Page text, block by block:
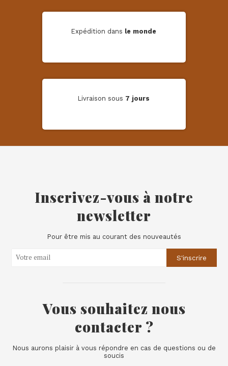
Expédition dans le monde
Livraison sous 7 jours
Inscrivez-vous à notre
newsletter
Pour être mis au courant des nouveautés
S'inscrire
Vous souhaitez nous
contacter ?
Nous aurons plaisir à vous répondre en cas de questions ou de
soucis